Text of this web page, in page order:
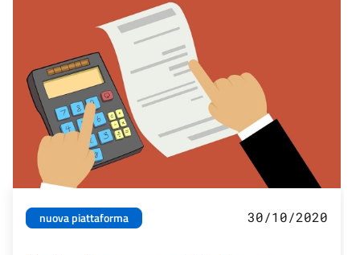
nuova piattaforma 30/10/2020